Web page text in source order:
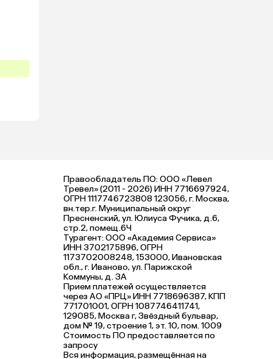
Правообладатель ПО: ООО «Левел
Тревел» (2011 - 2026) ИНН 7716697924,
ОГРН 1117746723808 123056, г. Москва,
вн.тер.г. Муниципальный округ
Пресненский, ул. Юлиуса Фучика, д.6,
стр.2, помещ.6Ч
Турагент: ООО «Академия Сервиса»
ИНН 3702175896, ОГРН
1173702008248, 153000, Ивановская
обл., г. Иваново, ул. Парижской
Коммуны, д. ЗА
Прием платежей осуществляется
через АО «ПРЦ» ИНН 7718696387, КПП
771701001, ОГРН 1087746411741,
129085, Москва г, Звёздный бульвар,
дом № 19, строение 1, эт. 10, пом. 1009
Стоимость ПО предоставляется по
запросу
Вся информация, размещённая на